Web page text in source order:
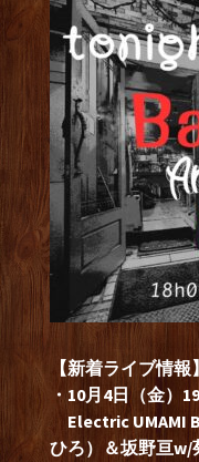
【新着ライブ情報】
・10月4日（金）
Electric UMAMI
ひろ）＆坂野亘w/